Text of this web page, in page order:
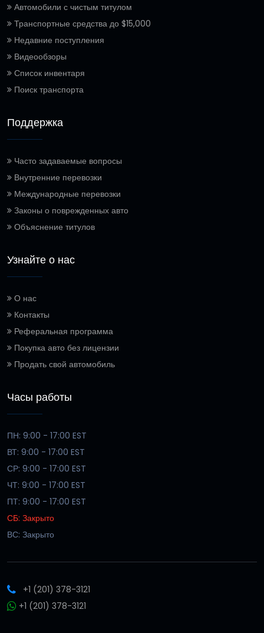
Автомобили с чистым титулом
Транспортные средства до $15,000
Недавние поступления
Видеообзоры
Список инвентаря
Поиск транспорта
Поддержка
Часто задаваемые вопросы
Внутренние перевозки
Международные перевозки
Законы о поврежденных авто
Объяснение титулов
Узнайте о нас
О нас
Контакты
Реферальная программа
Покупка авто без лицензии
Продать свой автомобиль
Часы работы
ПН: 9:00 - 17:00 EST
ВТ: 9:00 - 17:00 EST
СР: 9:00 - 17:00 EST
ЧТ: 9:00 - 17:00 EST
ПТ: 9:00 - 17:00 EST
СБ: Закрыто
ВС: Закрыто
+1 (201) 378-3121
+1 (201) 378-3121